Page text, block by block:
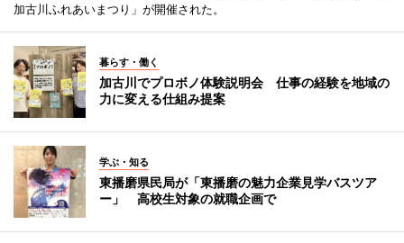
加古川ふれあいまつり」が開催された。
暮らす・働く
加古川でプロボノ体験説明会 仕事の経験を地域の
力に変える仕組み提案
学ぶ・知る
東播磨県民局が「東播磨の魅力企業見学バスツア
ー」 高校生対象の就職企画で